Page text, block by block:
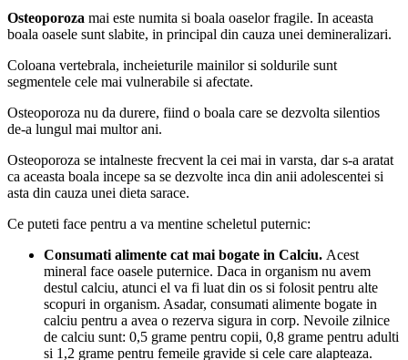
Osteoporoza mai este numita si boala oaselor fragile. In aceasta
boala oasele sunt slabite, in principal din cauza unei demineralizari.
Coloana vertebrala, incheieturile mainilor si soldurile sunt
segmentele cele mai vulnerabile si afectate.
Osteoporoza nu da durere, fiind o boala care se dezvolta silentios
de-a lungul mai multor ani.
Osteoporoza se intalneste frecvent la cei mai in varsta, dar s-a aratat
ca aceasta boala incepe sa se dezvolte inca din anii adolescentei si
asta din cauza unei dieta sarace.
Ce puteti face pentru a va mentine scheletul puternic:
Consumati alimente cat mai bogate in Calciu. Acest
mineral face oasele puternice. Daca in organism nu avem
destul calciu, atunci el va fi luat din os si folosit pentru alte
scopuri in organism. Asadar, consumati alimente bogate in
calciu pentru a avea o rezerva sigura in corp. Nevoile zilnice
de calciu sunt: 0,5 grame pentru copii, 0,8 grame pentru adulti
si 1,2 grame pentru femeile gravide si cele care alapteaza.